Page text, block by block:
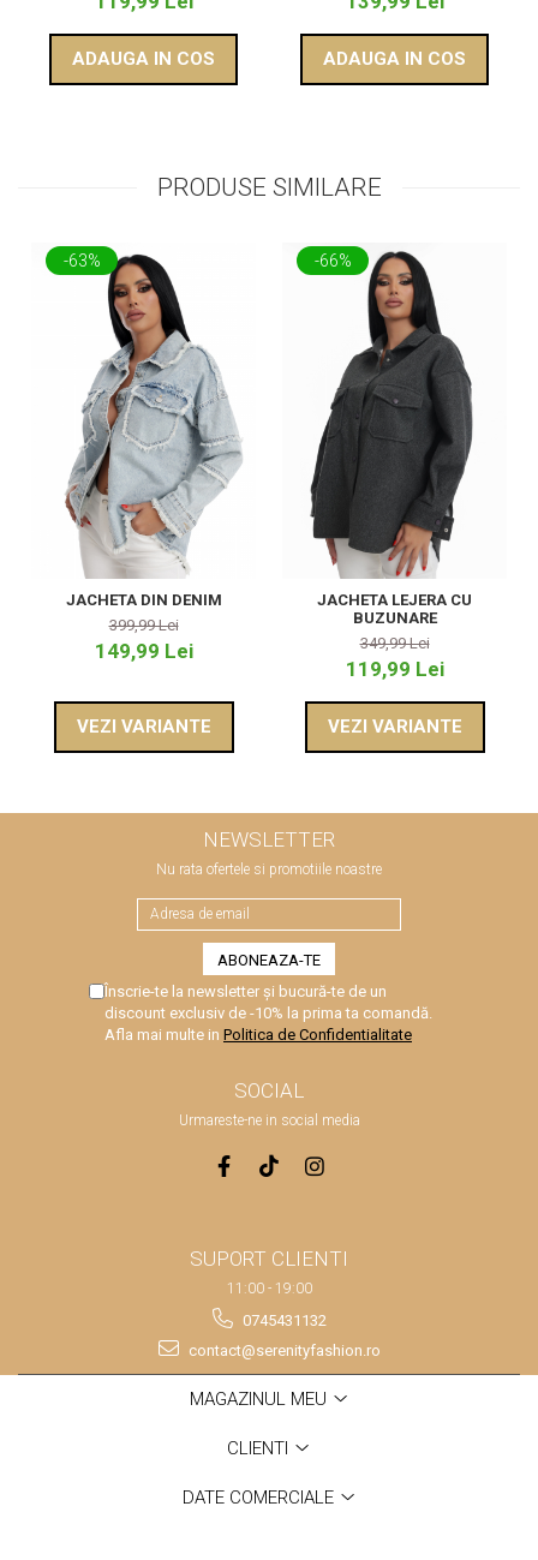
ADAUGA IN COS ADAUGA IN COS
PRODUSE SIMILARE
-63%
JACHETA DIN DENIM
399,99 Lei
149,99 Lei
VEZI VARIANTE
-66%
JACHETA LEJERA CU
BUZUNARE
349,99 Lei
119,99 Lei
VEZI VARIANTE
NEWSLETTER
Nu rata ofertele si promotiile noastre
Înscrie-te la newsletter și bucură-te de un
discount exclusiv de -10% la prima ta comandă.
Afla mai multe in Politica de Confidentialitate
SOCIAL
Urmareste-ne in social media
SUPORT CLIENTI
11:00 - 19:00
0745431132
contact@serenityfashion.ro
MAGAZINUL MEU
CLIENTI
DATE COMERCIALE